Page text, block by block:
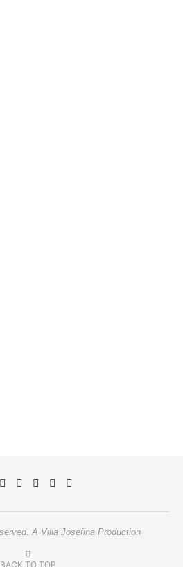
A Villa Josefina Production
BACK TO TOP